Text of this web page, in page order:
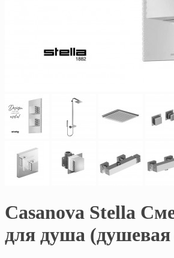
Casanova Stella
для душа (душевая